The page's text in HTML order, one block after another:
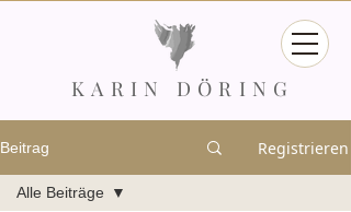
KARIN DÖRING
Beitrag Registrieren
Alle Beiträge